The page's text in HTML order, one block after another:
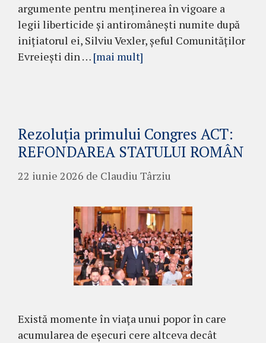
argumente pentru menținerea în vigoare a
legii liberticide și antiromânești numite după
inițiatorul ei, Silviu Vexler, șeful Comunităților
Evreiești din … [mai mult]
Rezoluția primului Congres ACT:
REFONDAREA STATULUI ROMÂN
22 iunie 2026 de Claudiu Târziu
Există momente în viața unui popor în care
acumularea de eșecuri cere altceva decât